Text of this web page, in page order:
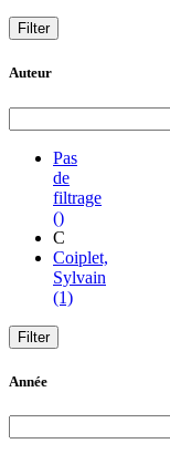
Auteur
Pas
de
filtrage
()
C
Coiplet,
Sylvain
(1)
Année